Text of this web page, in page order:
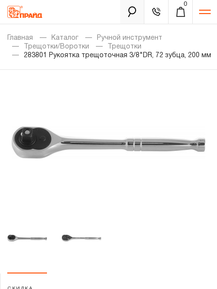
0
Каталог
Золотая лихорадка
Уцененный товар
Гарантия и сервис
Забыли пароль?
Главная Каталог
Ручной инструмент
Трещотки/Воротки
Трещотки
283801 Рукоятка трещоточная 3/8"DR, 72 зубца, 200 мм